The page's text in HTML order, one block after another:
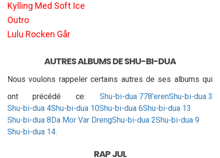
Kylling Med Soft Ice
Outro
Lulu Rocken Går
AUTRES ALBUMS DE SHU-BI-DUA
Nous voulons rappeler certains autres de ses albums qui
ont précédé ce: Shu-bi-dua 778'erenShu-bi-dua 3
Shu-bi-dua 4Shu-bi-dua 10Shu-bi-dua 6Shu-bi-dua 13
Shu-bi-dua 8Da Mor Var DrengShu-bi-dua 2Shu-bi-dua 9
Shu-bi-dua 14.
RAP JUL